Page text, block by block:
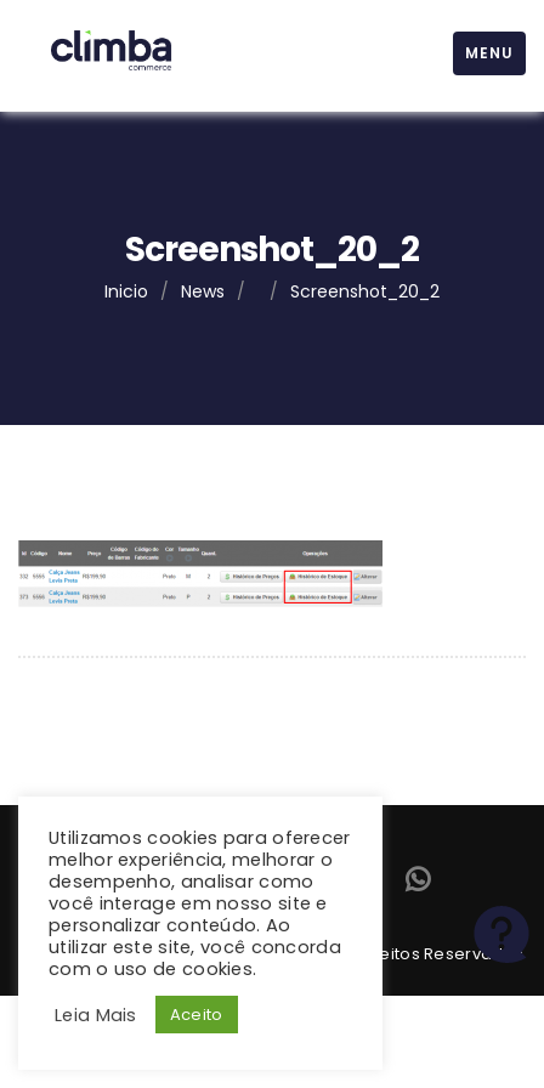
MENU
Screenshot_20_2
Inicio / News / / Screenshot_20_2
Copyright 2026 climba.com.br. Todos os Direitos Reservados
Utilizamos cookies para oferecer
melhor experiência, melhorar o
desempenho, analisar como
você interage em nosso site e
personalizar conteúdo. Ao
utilizar este site, você concorda
com o uso de cookies.
Leia Mais
Aceito